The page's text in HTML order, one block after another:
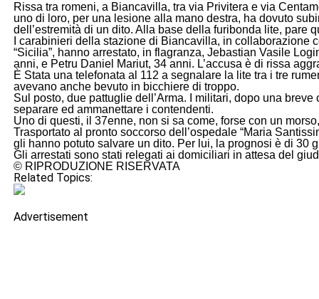
Rissa tra romeni, a Biancavilla, tra via Privitera e via
uno di loro, per una lesione alla mano destra, ha dovuto
dell’estremità di un dito. Alla base della furibonda lite, pare
I carabinieri della stazione di Biancavilla, in collaborazione
“Sicilia”, hanno arrestato, in flagranza, Jebastian Vasile
anni, e Petru Daniel Mariut, 34 anni. L’accusa è di rissa
È Stata una telefonata al 112 a segnalare la lite tra i tre
avevano anche bevuto in bicchiere di troppo.
Sul posto, due pattuglie dell’Arma. I militari, dopo una
separare ed ammanettare i contendenti.
Uno di questi, il 37enne, non si sa come, forse con un
Trasportato al pronto soccorso dell’ospedale “Maria
gli hanno potuto salvare un dito. Per lui, la prognosi è di 30
Gli arrestati sono stati relegati ai domiciliari in attesa del
© RIPRODUZIONE RISERVATA
Related Topics:
Advertisement